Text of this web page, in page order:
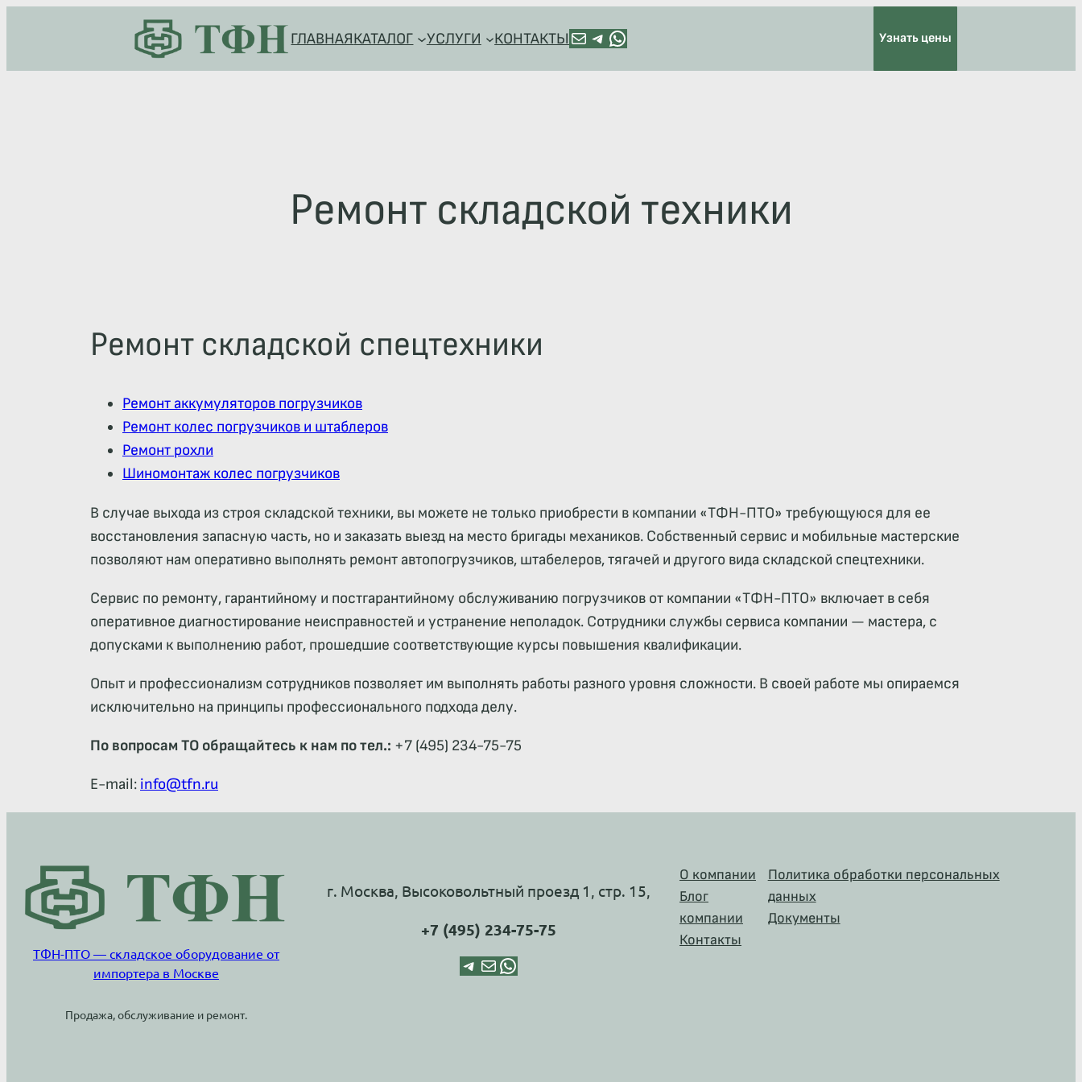
ГЛАВНАЯКАТАЛОГ УСЛУГИ КОНТАКТЫПОЧТА TELEGRAM HTTPS://WA.ME/+79128918544 Узнать цены
Ремонт складской техники
Ремонт складской спецтехники
Ремонт аккумуляторов погрузчиков
Ремонт колес погрузчиков и штаблеров
Ремонт рохли
Шиномонтаж колес погрузчиков
В случае выхода из строя складской техники, вы можете не только приобрести в компании «ТФН-ПТО» требующуюся для ее
восстановления запасную часть, но и заказать выезд на место бригады механиков. Собственный сервис и мобильные мастерские
позволяют нам оперативно выполнять ремонт автопогрузчиков, штабелеров, тягачей и другого вида складской спецтехники.
Сервис по ремонту, гарантийному и постгарантийному обслуживанию погрузчиков от компании «ТФН-ПТО» включает в себя
оперативное диагностирование неисправностей и устранение неполадок. Сотрудники службы сервиса компании — мастера, с
допусками к выполнению работ, прошедшие соответствующие курсы повышения квалификации.
Опыт и профессионализм сотрудников позволяет им выполнять работы разного уровня сложности. В своей работе мы опираемся
исключительно на принципы профессионального подхода делу.
По вопросам ТО обращайтесь к нам по тел.: +7 (495) 234-75-75
E-mail: info@tfn.ru
ТФН-ПТО — складское оборудование от
импортера в Москве
Продажа, обслуживание и ремонт.
г. Москва, Высоковольтный проезд 1, стр. 15,
+7 (495) 234-75-75
TelegramПочта WhatsApp
О компании
Блог
компании
Контакты
Политика обработки персональных
данных
Документы